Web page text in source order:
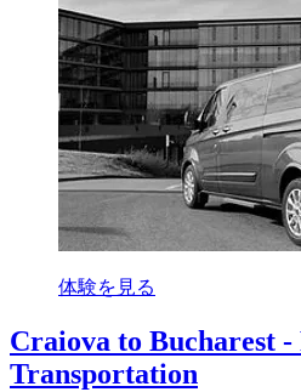
体験を見る
Craiova to Bucharest -
Transportation